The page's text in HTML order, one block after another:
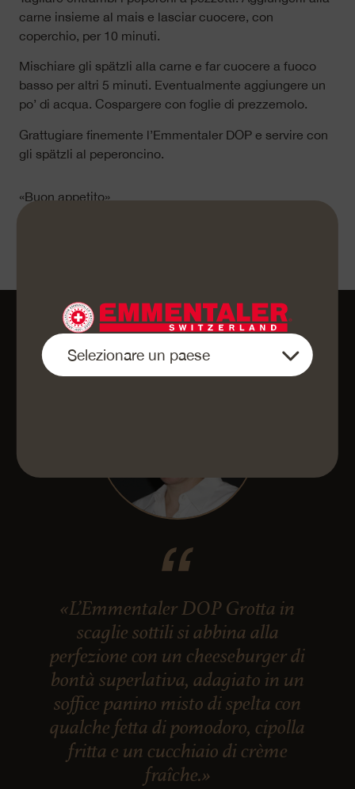
carne insieme al mais e lasciar cuocere, con
coperchio, per 10 minuti.
Mischiare gli spätzli alla carne e far cuocere a fuoco
basso per altri 5 minuti. Eventualmente aggiungere un
po’ di acqua. Cospargere con foglie di prezzemolo.
Grattugiare finemente l’Emmentaler DOP e servire con
gli spätzli al peperoncino.
«Buon appetito»
«L’Emmentaler DOP Grotta in
scaglie sottili si abbina alla
perfezione con un cheeseburger di
bontà superlativa, adagiato in un
soffice panino misto di spelta con
qualche fetta di pomodoro, cipolla
fritta e un cucchiaio di crème
fraîche.»